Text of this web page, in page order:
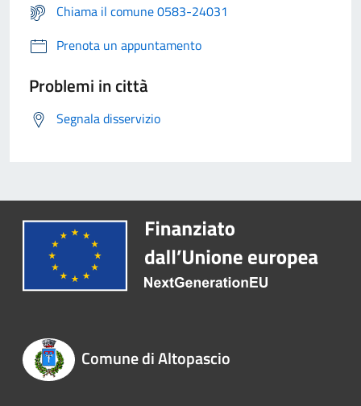
Chiama il comune 0583-24031
Prenota un appuntamento
Problemi in città
Segnala disservizio
Comune di Altopascio